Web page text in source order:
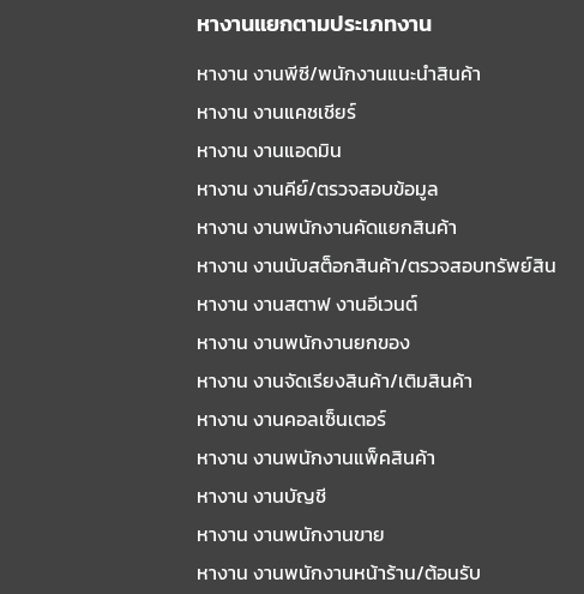
หางานแยกตามประเภทงาน
หางาน งานพีซี/พนักงานแนะนําสินค้า
หางาน งานแคชเชียร์
หางาน งานแอดมิน
หางาน งานคีย์/ตรวจสอบข้อมูล
หางาน งานพนักงานคัดแยกสินค้า
หางาน งานนับสต็อกสินค้า/ตรวจสอบทรัพย์สิน
หางาน งานสตาฟ งานอีเวนต์
หางาน งานพนักงานยกของ
หางาน งานจัดเรียงสินค้า/เติมสินค้า
หางาน งานคอลเซ็นเตอร์
หางาน งานพนักงานแพ็คสินค้า
หางาน งานบัญชี
หางาน งานพนักงานขาย
หางาน งานพนักงานหน้าร้าน/ต้อนรับ